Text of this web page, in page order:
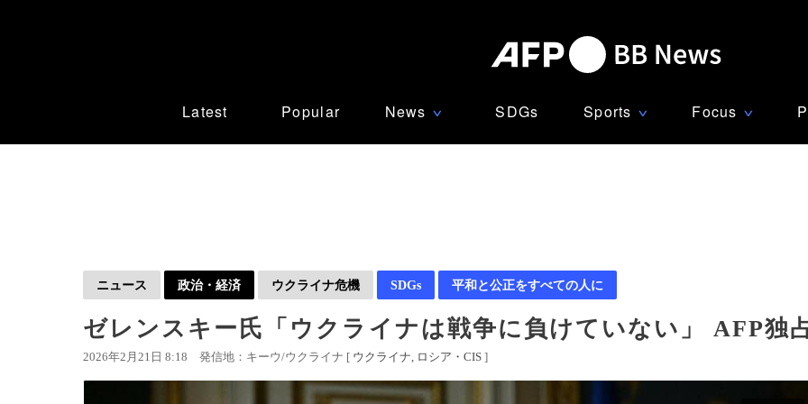
Latest Popular News ∨ SDGs Sports ∨ Focus ∨
ニュース 政治・経済 ウクライナ危機 SDGs 平和と公正をすべての人に
ゼレンスキー氏「ウクライナは戦争に負けていない」 AFP独
2026年2月21日 8:18 発信地：キーウ/ウクライナ [ ウクライナ ロシア・CIS ]